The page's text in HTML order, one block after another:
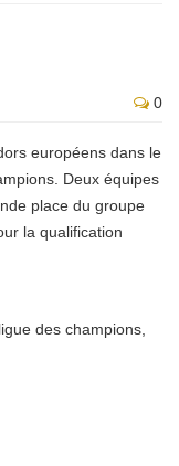
0
européens dans le
Deux équipes
place du groupe
la qualification
ligue des champions